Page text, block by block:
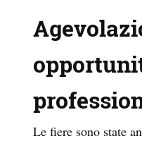
Le fiere sono state